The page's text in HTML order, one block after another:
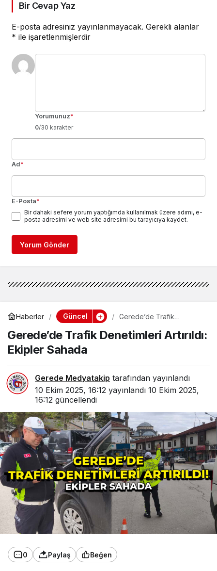
Bir Cevap Yaz
E-posta adresiniz yayınlanmayacak. Gerekli alanlar
* ile işaretlenmişlerdir
Yorumunuz*
0/30 karakter
Ad*
E-Posta*
Bir dahaki sefere yorum yaptığımda kullanılmak üzere adımı, e-
posta adresimi ve web site adresimi bu tarayıcıya kaydet.
Yorum Gönder
Haberler Güncel
Gerede’de Trafik
Sahada
Gerede’de Trafik Denetimleri Artırıldı:
Ekipler Sahada
Gerede Medyatakip tarafından yayınlandı
10 Ekim 2025, 16:12 yayınlandı 10 Ekim 2025,
16:12 güncellendi
0 Paylaş Beğen